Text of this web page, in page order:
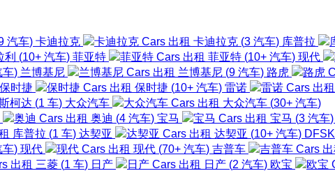
汽车) 卡迪拉克 卡迪拉克 (3 汽车) 库普拉
利 (10+ 汽车) 菲亚特 菲亚特 (10+ 汽车) 现代
车) 兰博基尼 兰博基尼 (9 汽车) 路虎
保时捷 保时捷 (10+ 汽车) 雷诺
柯达 (1 车) 大众汽车 大众汽车 (30+ 汽车)
奥迪 (4 汽车) 宝马 宝马 (3 汽车)
库普拉 (1 车) 达契亚 达契亚 (10+ 汽车) DFSK
车) 现代 现代 (70+ 汽车) 吉普车
三菱 (1 车) 日产 日产 (2 汽车) 欧宝